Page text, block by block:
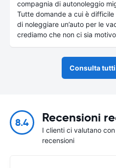
compagnia di autonoleggio
Tutte domande a cui è
di noleggiare un’auto per le
crediamo che non ci sia
Consulta
8.4 Recensioni
I clienti ci valutano
recensioni